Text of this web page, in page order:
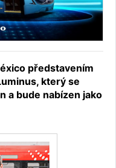
představením
který se
a bude nabízen jako